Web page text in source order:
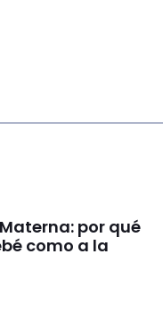
por qué
como a la